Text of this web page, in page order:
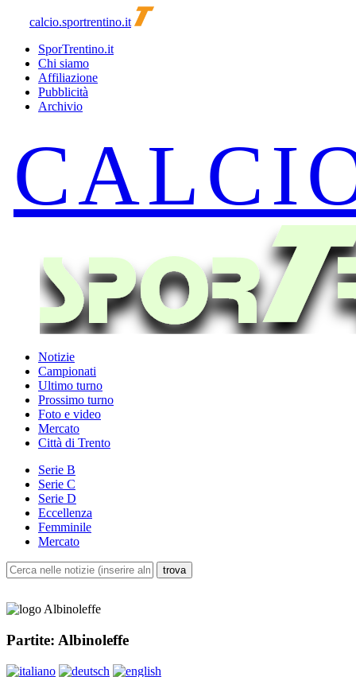
calcio.sportrentino.it
SporTrentino.it
Chi siamo
Affiliazione
Pubblicità
Archivio
Notizie
Campionati
Ultimo turno
Prossimo turno
Foto e video
Mercato
Città di Trento
Serie B
Serie C
Serie D
Eccellenza
Femminile
Mercato
Partite: Albinoleffe